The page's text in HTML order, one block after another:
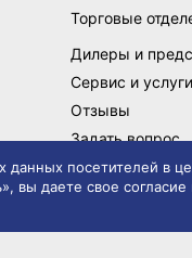
данных посетителей в
вы даете свое
Торговые
Дилеры и
Сервис и услуги
Отзывы
Задать вопрос
Поставщикам